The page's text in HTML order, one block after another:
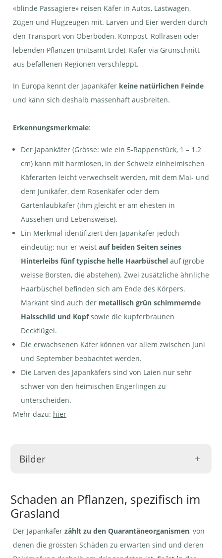
«blinde Passagiere» reisen Käfer in Autos, Lastwagen,
Zügen und Flugzeugen mit. Larven und Eier werden durch
den Transport von Oberboden, Kompost, Rollrasen oder
lebenden Pflanzen (mitsamt Erde), Käfer via Grünschnitt
aus befallenen Regionen verschleppt.
In Europa kennt der Japankäfer keine natürlichen Feinde
und kann sich deshalb massenhaft ausbreiten.
Erkennungsmerkmale:
Der Japankäfer (Grösse: wie ein 5-Rappenstück, 1 – 1.2
cm) kann mit harmlosen, in der Schweiz einheimischen
Käferarten leicht verwechselt werden, mit dem Mai- und
dem Junikäfer, dem Rosenkäfer oder dem
Gartenlaubkäfer (ihm gleicht er am ehesten in
Aussehen und Lebensweise).
Ein Merkmal identifiziert den Japankäfer jedoch
eindeutig: nur er weist auf beiden Seiten seines
Hinterleibs fünf typische helle Haarbüschel auf (grobe
weisse Borsten, die abstehen). Zwei zusätzliche ähnliche
Haarbüschel befinden sich am Ende des Körpers.
Markant sind auch der metallisch grün schimmernde
Halsschild und Kopfsowie die kupferbraunen
Deckflügel.
Die erwachsenen Käfer können vor allem zwischen Juni
und September beobachtet werden.
Die Larven des Japankäfers sind von Laien nur sehr
schwer von den heimischen Engerlingen zu
unterscheiden.
Mehr dazu: hier
Bilder
Japankäfer - Steckbrief | © BLW
Japankäfer | © Wikipedia
Schaden an Pflanzen, spezifisch im
Grasland
Der Japankäfer zählt zu den Quarantäneorganismen, von
denen die grössten Schäden zu erwarten sind und deren